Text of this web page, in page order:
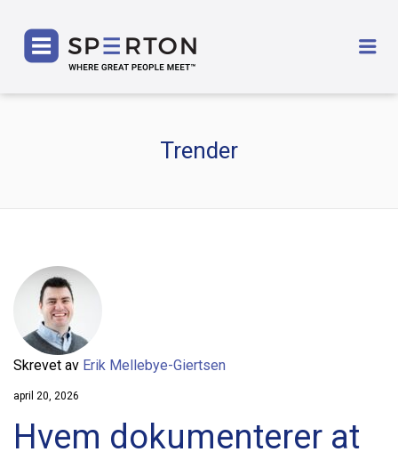
Trender
Skrevet av Erik Mellebye-Giertsen
april 20, 2026
Hvem dokumenterer at